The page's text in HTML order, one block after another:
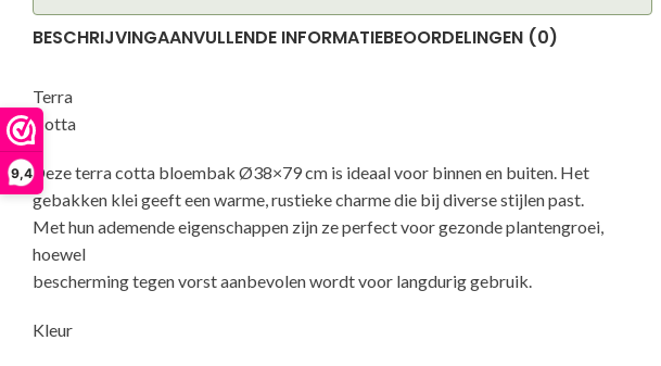
9,4
BESCHRIJVINGAANVULLENDE INFORMATIEBEOORDELINGEN (0)
Terra
Cotta
Deze terra cotta bloembak Ø38×79 cm is ideaal voor binnen en buiten. Het
gebakken klei geeft een warme, rustieke charme die bij diverse stijlen past.
Met hun ademende eigenschappen zijn ze perfect voor gezonde plantengroei,
hoewel
bescherming tegen vorst aanbevolen wordt voor langdurig gebruik.
Kleur